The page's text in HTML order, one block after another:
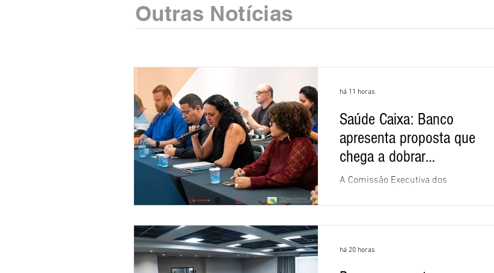
Outras Notícias
Saúde Caixa: Banco
apresenta proposta que
chega a dobrar
mensalidade
A Comissão Executiva dos
recusou a proposta apresentada pelo
banco para o custeio do Saúde Caixa,
rodada de negociações específicas da
há 11 horas
há 20 horas